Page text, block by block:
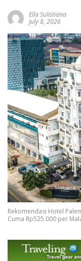
Ella Sulistiana
July 8, 2026
Rekomendasi Hotel
Cuma Rp525.000 per